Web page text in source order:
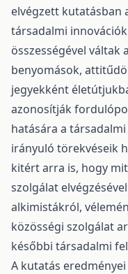
elvégzett kutatásban
társadalmi
összességével váltak
benyomások,
jegyekként
azonosítják
hatására a
irányuló törekvéseik
kitért arra is, hogy
szolgálat
alkimistákról,
közösségi szolgálat
későbbi társadalmi
A kutatás